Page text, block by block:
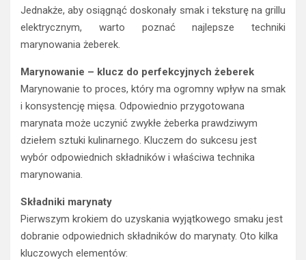
Jednakże, aby osiągnąć doskonały smak i teksturę na grillu
elektrycznym, warto poznać najlepsze techniki
marynowania żeberek.
Marynowanie – klucz do perfekcyjnych żeberek
Marynowanie to proces, który ma ogromny wpływ na smak
i konsystencję mięsa. Odpowiednio przygotowana
marynata może uczynić zwykłe żeberka prawdziwym
dziełem sztuki kulinarnego. Kluczem do sukcesu jest
wybór odpowiednich składników i właściwa technika
marynowania.
Składniki marynaty
Pierwszym krokiem do uzyskania wyjątkowego smaku jest
dobranie odpowiednich składników do marynaty. Oto kilka
kluczowych elementów: